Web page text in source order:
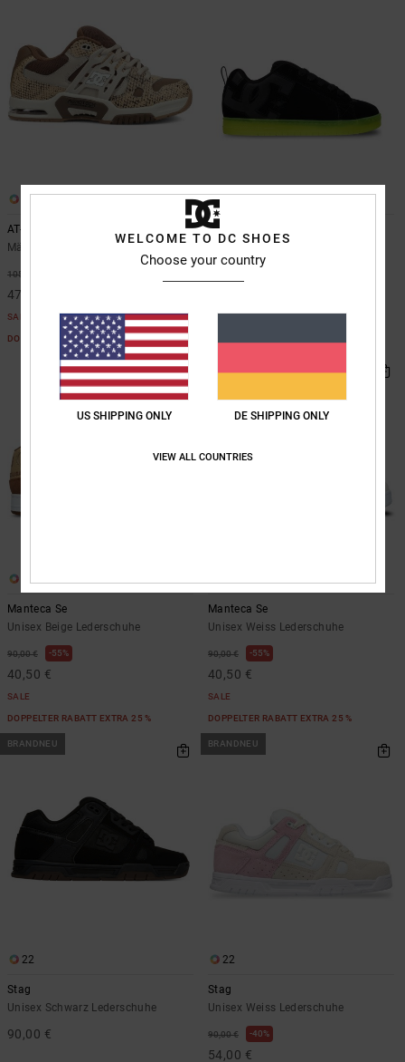
AT-2 Se
Männer Braun Lederschuhe
105,00 €
47,25 €
SALE
DOPPELTER RABATT EXTRA 25 %
Court Graffik
Manteca Se
Unisex Beige Lederschuhe
90,00 € 55%
40,50 €
SALE
DOPPELTER RABATT EXTRA 25 %
Manteca Se
Unisex Weiss Lederschuhe
90,00 € 55%
40,50 €
SALE
DOPPELTER RABATT EXTRA 25 %
BRANDNEU
22
Stag
Unisex Schwarz Lederschuhe
90,00 €
BRANDNEU
22
Stag
Unisex Weiss Lederschuhe
90,00 € 40%
54,00 €
WELCOME TO DC SHOES
Choose your country
US SHIPPING ONLY DE SHIPPING ONLY
VIEW ALL COUNTRIES